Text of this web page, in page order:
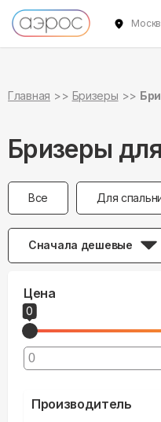
Главная Бризеры
Бризеры
Все Для
Сначала дешевые
Цена
0
Производитель